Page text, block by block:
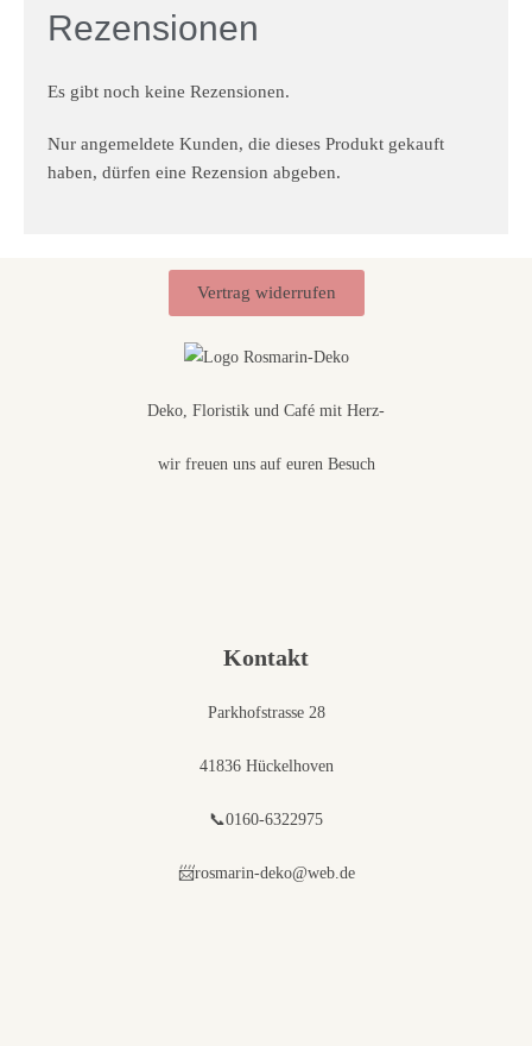
Rezensionen
Es gibt noch keine Rezensionen.
Nur angemeldete Kunden, die dieses Produkt gekauft
haben, dürfen eine Rezension abgeben.
Vertrag widerrufen
Deko, Floristik und Café mit Herz-
wir freuen uns auf euren Besuch
Kontakt
Parkhofstrasse 28
41836 Hückelhoven
📞0160-6322975
📨rosmarin-deko@web.de